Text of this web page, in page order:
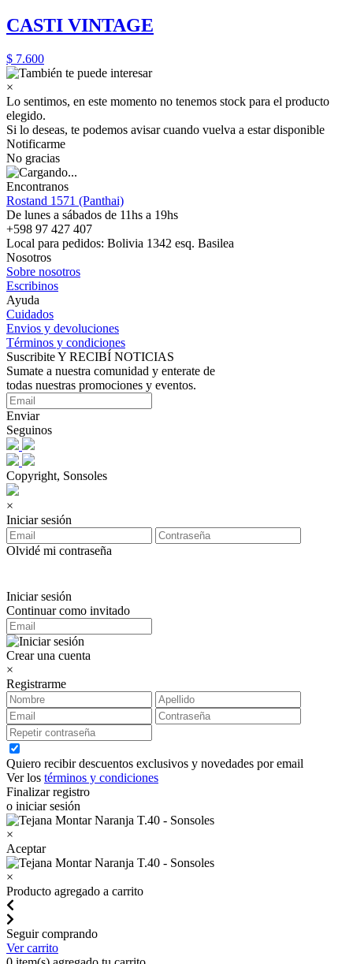
CASTI VINTAGE
$ 7.600
×
Lo sentimos, en este momento no tenemos stock para el producto
elegido.
Si lo deseas, te podemos avisar cuando vuelva a estar disponible
Notificarme
No gracias
Encontranos
Rostand 1571 (Panthai)
De lunes a sábados de 11hs a 19hs
+598 97 427 407
Local para pedidos: Bolivia 1342 esq. Basilea
Nosotros
Sobre nosotros
Escribinos
Ayuda
Cuidados
Envios y devoluciones
Términos y condiciones
Suscribite Y RECIBÍ NOTICIAS
Sumate a nuestra comunidad y enterate de
todas nuestras promociones y eventos.
Enviar
Seguinos
Copyright, Sonsoles
×
Iniciar sesión
Olvidé mi contraseña
Iniciar sesión
Continuar como invitado
Crear una cuenta
×
Registrarme
Quiero recibir descuentos exclusivos y novedades por email
Ver los términos y condiciones
Finalizar registro
o iniciar sesión
×
Aceptar
×
Producto agregado a carrito
Seguir comprando
Ver carrito